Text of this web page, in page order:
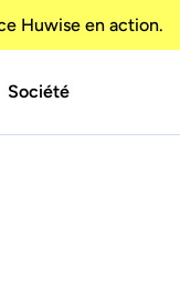
Huwise en action.
Société